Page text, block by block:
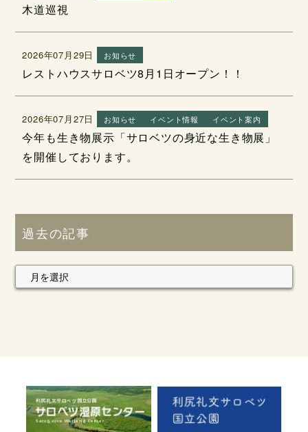
木道巡視
2026年07月29日 お知らせ
レストハウスサロベツ8月1日オープン！！
2026年07月27日 お知らせ イベント情報 イベント案内
今年も生き物展示「サロベツの身近な生き物展」
を開催しております。
過去の記事